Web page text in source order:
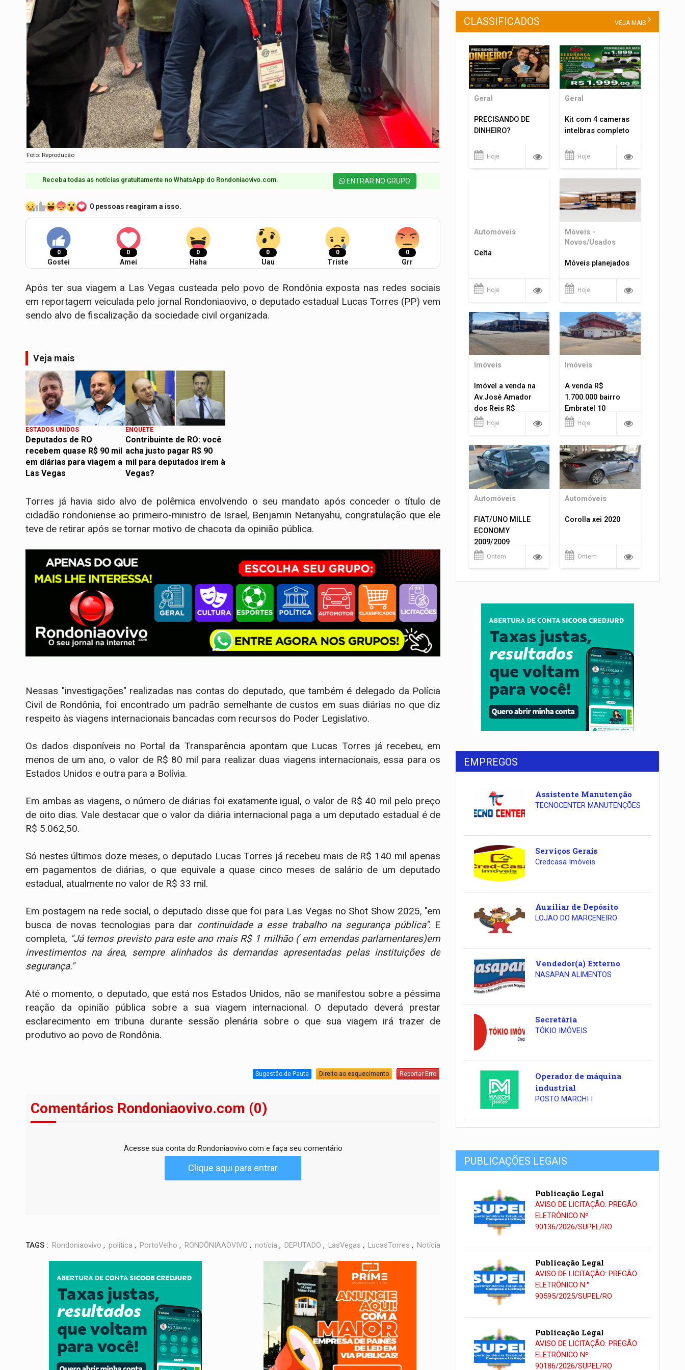
Foto: Reprodução
Receba todas as notícias gratuitamente no WhatsApp do Rondoniaovivo.com.​ ENTRAR NO GRUPO
0 pessoas reagiram a isso.
0
Gostei
0
Amei
0
Haha
0
Uau
0
Triste
0
Grr
Após ter sua viagem a Las Vegas custeada pelo povo de Rondônia exposta nas redes sociais
em reportagem veiculada pelo jornal Rondoniaovivo, o deputado estadual Lucas Torres (PP) vem
sendo alvo de fiscalização da sociedade civil organizada.
Veja mais
ESTADOS UNIDOS
Deputados de RO
recebem quase R$ 90 mil
em diárias para viagem a
Las Vegas
ENQUETE
Contribuinte de RO: você
acha justo pagar R$ 90
mil para deputados irem à
Vegas?
Torres já havia sido alvo de polêmica envolvendo o seu mandato após conceder o título de
cidadão rondoniense ao primeiro-ministro de Israel, Benjamin Netanyahu, congratulação que ele
teve de retirar após se tornar motivo de chacota da opinião pública.
Nessas "investigações" realizadas nas contas do deputado, que também é delegado da Polícia
Civil de Rondônia, foi encontrado um padrão semelhante de custos em suas diárias no que diz
respeito às viagens internacionais bancadas com recursos do Poder Legislativo.
Os dados disponíveis no Portal da Transparência apontam que Lucas Torres já recebeu, em
menos de um ano, o valor de R$ 80 mil para realizar duas viagens internacionais, essa para os
Estados Unidos e outra para a Bolívia.
Em ambas as viagens, o número de diárias foi exatamente igual, o valor de R$ 40 mil pelo preço
de oito dias. Vale destacar que o valor da diária internacional paga a um deputado estadual é de
R$ 5.062,50.
Só nestes últimos doze meses, o deputado Lucas Torres já recebeu mais de R$ 140 mil apenas
em pagamentos de diárias, o que equivale a quase cinco meses de salário de um deputado
estadual, atualmente no valor de R$ 33 mil.
Em postagem na rede social, o deputado disse que foi para Las Vegas no Shot Show 2025, "em
busca de novas tecnologias para dar continuidade a esse trabalho na segurança pública". E
completa, "Já temos previsto para este ano mais R$ 1 milhão ( em emendas parlamentares)em
investimentos na área, sempre alinhados às demandas apresentadas pelas instituições de
segurança."
Até o momento, o deputado, que está nos Estados Unidos, não se manifestou sobre a péssima
reação da opinião pública sobre a sua viagem internacional. O deputado deverá prestar
esclarecimento em tribuna durante sessão plenária sobre o que sua viagem irá trazer de
produtivo ao povo de Rondônia.
Sugestão de Pauta Direito ao esquecimento Reportar Erro
Comentários Rondoniaovivo.com (0)
Acesse sua conta do Rondoniaovivo.com e faça seu comentário
Clique aqui para entrar
TAGS : Rondoniaovivo , politica , PortoVelho , RONDÔNIAAOVIVO , notícia , DEPUTADO , LasVegas , LucasTorres , Notícia
CLASSIFICADOS VEJA MAIS
Geral
PRECISANDO DE
DINHEIRO?
Hoje
Geral
Kit com 4 cameras
intelbras completo
Hoje
Automóveis
Celta
Hoje
Móveis -
Novos/Usados
Móveis planejados
Hoje
Imóveis
Imóvel a venda na
Av.José Amador
dos Reis R$
1.400.000
Hoje
Imóveis
A venda R$
1.700.000 bairro
Embratel 10
apartamentos!
Hoje
Automóveis
FIAT/UNO MILLE
ECONOMY
2009/2009
Ontem
Automóveis
Corolla xei 2020
Ontem
EMPREGOS
Assistente Manutenção
TECNOCENTER MANUTENÇÕES
Serviços Gerais
Credcasa Imóveis
Auxiliar de Depósito
LOJAO DO MARCENEIRO
Vendedor(a) Externo
NASAPAN ALIMENTOS
Secretária
TÓKIO IMÓVEIS
Operador de máquina
industrial
POSTO MARCHI I
PUBLICAÇÕES LEGAIS
Publicação Legal
AVISO DE LICITAÇÃO: PREGÃO
ELETRÔNICO Nº
90136/2026/SUPEL/RO
Publicação Legal
AVISO DE LICITAÇÃO: PREGÃO
ELETRÔNICO N.°
90595/2025/SUPEL/RO
Publicação Legal
AVISO DE LICITAÇÃO: PREGÃO
ELETRÔNICO Nº
90186/2026/SUPEL/RO